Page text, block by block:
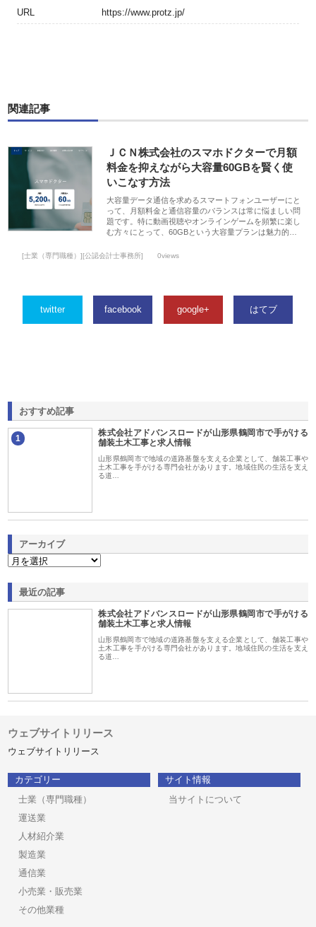
URL https://www.protz.jp/
関連記事
ＪＣＮ株式会社のスマホドクターで月額
料金を抑えながら大容量60GBを賢く使
いこなす方法
大容量データ通信を求めるスマートフォンユーザーにと
って、月額料金と通信容量のバランスは常に悩ましい問
題です。特に動画視聴やオンラインゲームを頻繁に楽し
む方々にとって、60GBという大容量プランは魅力的…
[士業（専門職種）][公認会計士事務所] 0views
twitter facebook google+ はてブ
おすすめ記事
1
株式会社アドバンスロードが山形県鶴岡市で手がける
舗装土木工事と求人情報
山形県鶴岡市で地域の道路基盤を支える企業として、舗装工事や
土木工事を手がける専門会社があります。地域住民の生活を支え
る道…
アーカイブ
最近の記事
株式会社アドバンスロードが山形県鶴岡市で手がける
舗装土木工事と求人情報
山形県鶴岡市で地域の道路基盤を支える企業として、舗装工事や
土木工事を手がける専門会社があります。地域住民の生活を支え
る道…
ウェブサイトリリース
ウェブサイトリリース
カテゴリー
士業（専門職種）
運送業
人材紹介業
製造業
通信業
小売業・販売業
その他業種
サイト情報
当サイトについて